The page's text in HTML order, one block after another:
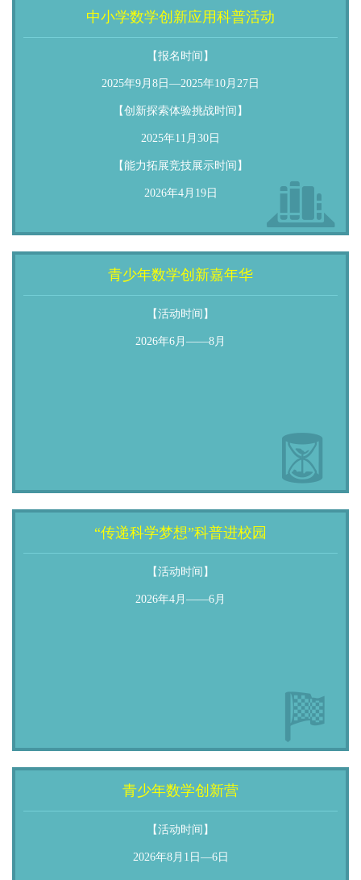
中小学数学创新应用科普活动
【报名时间】
2025年9月8日—2025年10月27日
【创新探索体验挑战时间】
2025年11月30日
【能力拓展竞技展示时间】
2026年4月19日
青少年数学创新嘉年华
【活动时间】
2026年6月——8月
“传递科学梦想”科普进校园
【活动时间】
2026年4月——6月
青少年数学创新营
【活动时间】
2026年8月1日—6日